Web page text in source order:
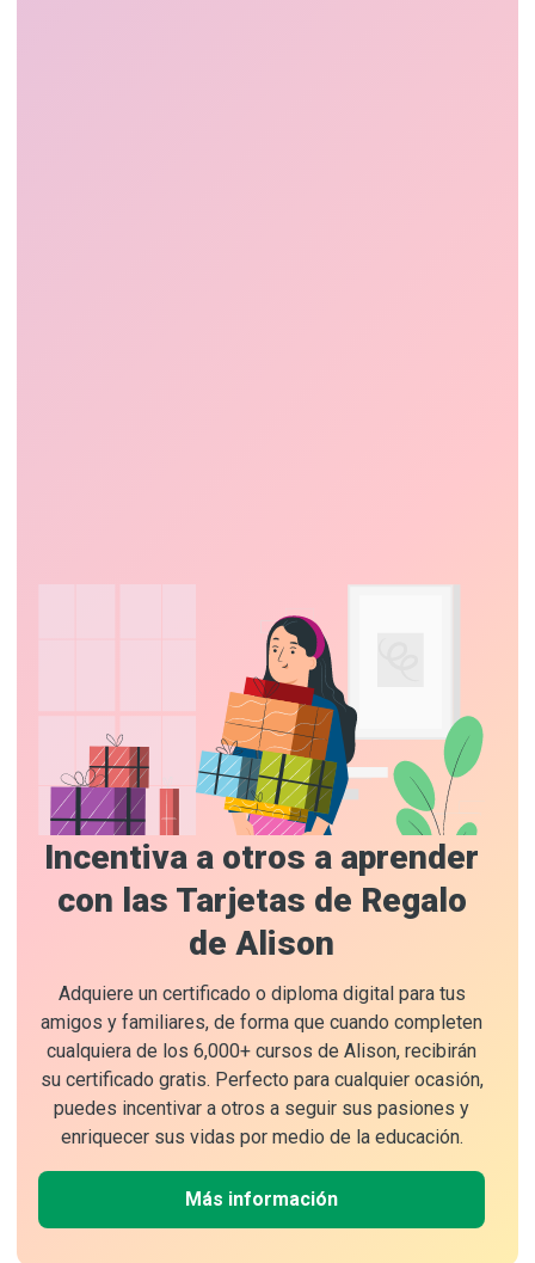
Incentiva a otros a aprender
con las Tarjetas de Regalo
de Alison
Adquiere un certificado o diploma digital para tus
amigos y familiares, de forma que cuando completen
cualquiera de los 6,000+ cursos de Alison, recibirán
su certificado gratis. Perfecto para cualquier ocasión,
puedes incentivar a otros a seguir sus pasiones y
enriquecer sus vidas por medio de la educación.
Más información